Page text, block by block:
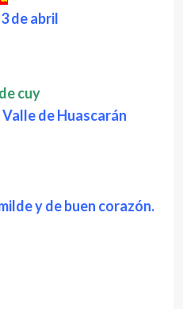
de abril
cuy
Valle de Huascarán
y de buen corazón.